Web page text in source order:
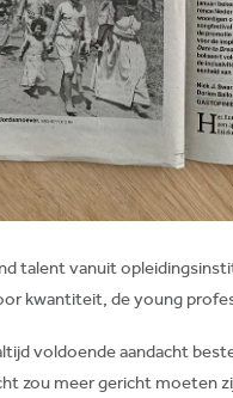
talent vanuit
kwantiteit, de young
voldoende aandacht
zou meer gericht moeten